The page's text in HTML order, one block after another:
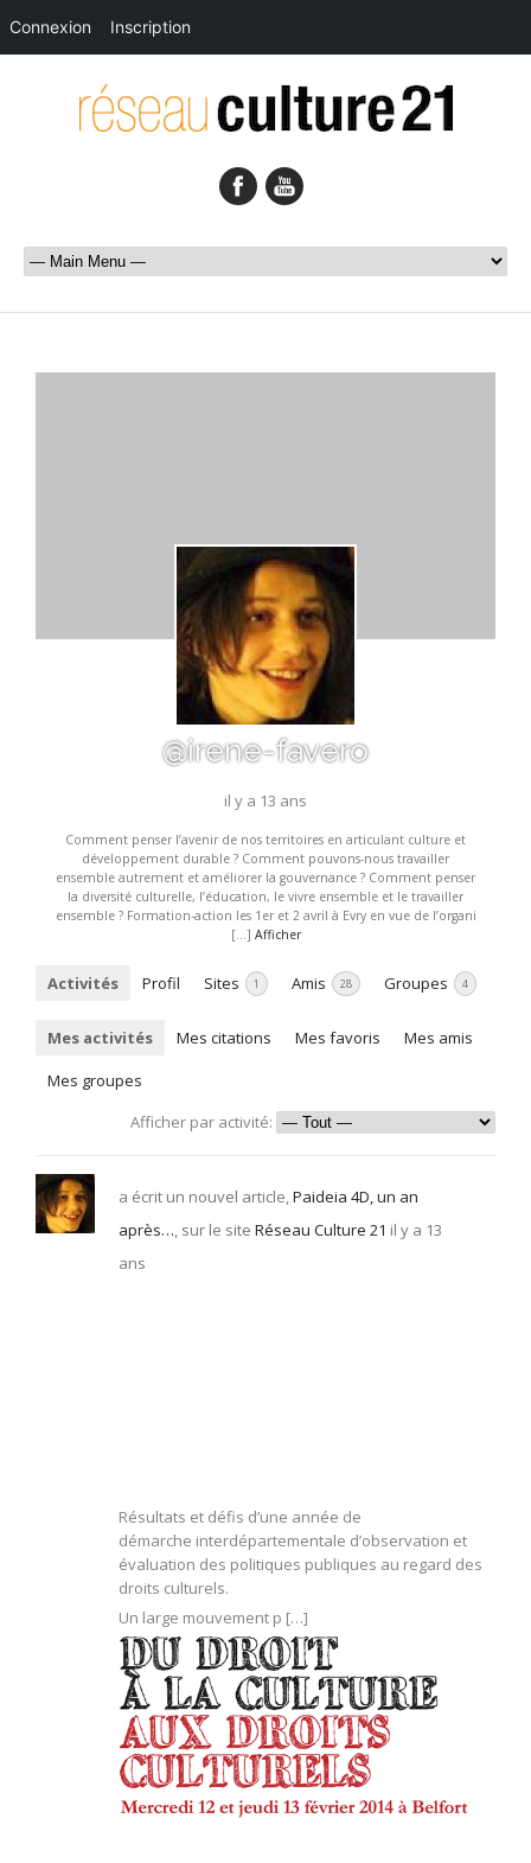
@irene-favero
il y a 13 ans
Comment penser l’avenir de nos territoires en articulant culture et
développement durable ? Comment pouvons-nous travailler
ensemble autrement et améliorer la gouvernance ? Comment penser
la diversité culturelle, l’éducation, le vivre ensemble et le travailler
ensemble ? Formation-action les 1er et 2 avril à Evry en vue de l’organi
[…] Afficher
Activités Profil Sites 1 Amis 28 Groupes 4
Mes activités Mes citations Mes favoris
Mes amis
Mes groupes
Afficher par activité:
a écrit un nouvel article, Paideia 4D, un an
après… , sur le site Réseau Culture 21 il y a 13
ans
Résultats et défis d’une année de
démarche interdépartementale d’observation et
évaluation des politiques publiques au regard des
droits culturels.
Un large mouvement p […]
Connexion Inscription